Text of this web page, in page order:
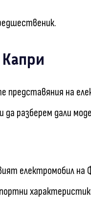
на
да разберем дали
електромобил на